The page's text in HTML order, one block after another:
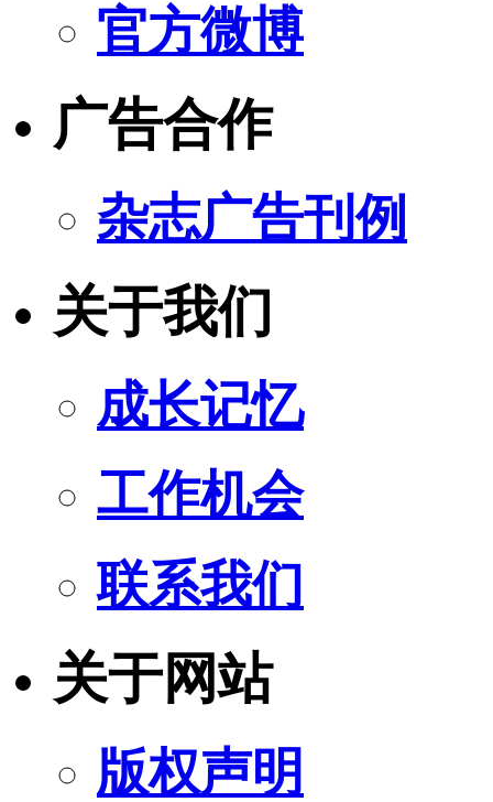
官方微博
广告合作
杂志广告刊例
关于我们
成长记忆
工作机会
联系我们
关于网站
版权声明